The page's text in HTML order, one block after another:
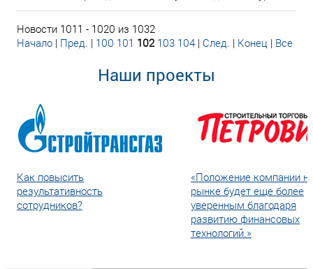
Новости 1011 - 1020 из 1032
Начало | Пред. | 100 101 102 103 104 | След. | Конец | Все
Наши проекты
Как повысить
результативность
сотрудников?
«Положение компании
рынке будет еще более
уверенным благодаря
развитию финансовых
технологий.»